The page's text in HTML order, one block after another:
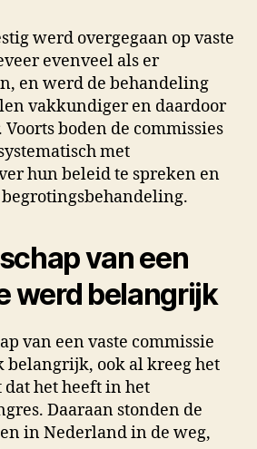
werd overgegaan op vaste
evenveel als er
en werd de behandeling
vakkundiger en daardoor
boden de commissies
met
hun beleid te spreken en
van een
werd belangrijk
van een vaste commissie
belangrijk, ook al kreeg het
het heeft in het
Daaraan stonden de
in Nederland in de weg,